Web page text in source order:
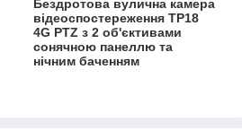
Бездротова вулична камера
відеоспостереження ТР18
4G PTZ з 2 об'єктивами
сонячною панеллю та
нічним баченням